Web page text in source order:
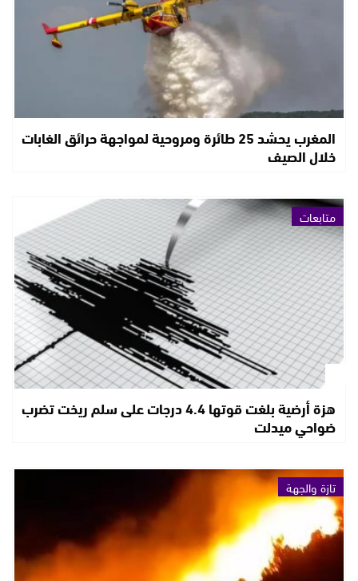
المغرب يحشد 25 طائرة ومروحية لمواجهة حرائق الغابات
خلال الصيف
متابعات
هزة أرضية بلغت قوتها 4.4 درجات على سلم ريخت تضرب
ضواحي ميدلت
تازة والجهة